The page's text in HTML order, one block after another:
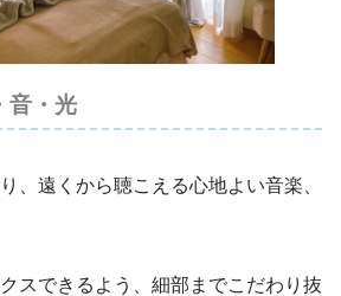
音・光
、遠くから聴こえる心地よい音楽、
スできるよう、細部までこだわり抜